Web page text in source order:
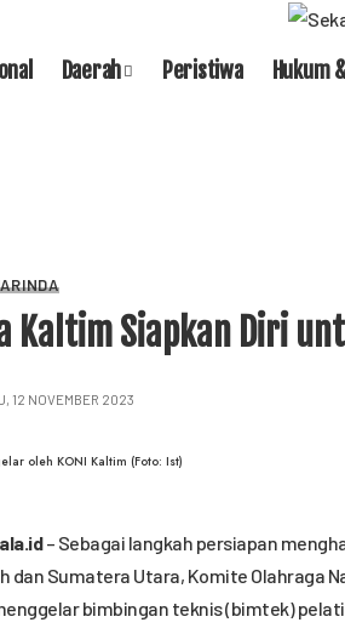
Daerah Peristiwa Hukum
Kaltim Siapkan Diri
12 NOVEMBER 2023
oleh KONI Kaltim (Foto: Ist)
– Sebagai langkah persiapan
dan Sumatera Utara, Komite Olahraga
bimbingan teknis (bimtek)